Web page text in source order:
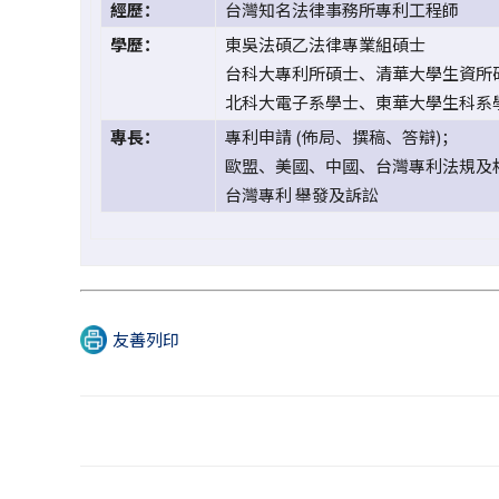
經歷：
台灣知名法律事務所專利工程師
學歷：
東吳法碩乙法律專業組碩士
台科大專利所碩士、清華大學生資所
北科大電子系學士、東華大學生科系
專長：
專利申請 (佈局、撰稿、答辯)；
歐盟、美國、中國、台灣專利法規及
台灣專利 舉發及訴訟
友善列印